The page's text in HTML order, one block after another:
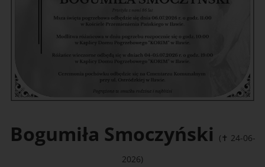
Bogumiła Smoczyński
(✝ 24-06-
2026)